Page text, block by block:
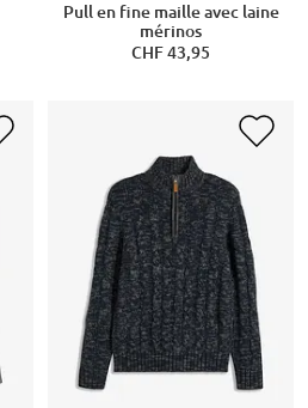
Pull en fine maille avec laine
mérinos
CHF 43,95